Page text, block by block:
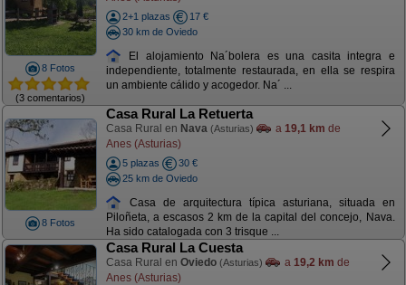
8 Fotos
(3 comentarios)
2+1 plazas
17 €
30 km de Oviedo
El alojamiento Na´bolera es una casita integra e
independiente, totalmente restaurada, en ella se respira
un ambiente cálido y acogedor. Na´ ...
8 Fotos
Casa Rural La Retuerta
Casa Rural en Nava (Asturias) a 19,1 km de
Anes (Asturias)
5 plazas
30 €
25 km de Oviedo
Casa de arquitectura típica asturiana, situada en
Piloñeta, a escasos 2 km de la capital del concejo, Nava.
Ha sido catalogada con 3 trisque ...
Casa Rural La Cuesta
Casa Rural en Oviedo (Asturias) a 19,2 km de
Anes (Asturias)